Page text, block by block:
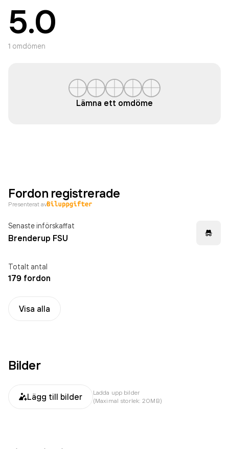
5.0
1 omdömen
Lämna ett omdöme
Fordon registrerade
Presenterat av
Senaste införskaffat
Brenderup FSU
Totalt antal
179 fordon
Visa alla
Bilder
Lägg till bilder
Ladda upp bilder
(Maximal storlek: 20MB)